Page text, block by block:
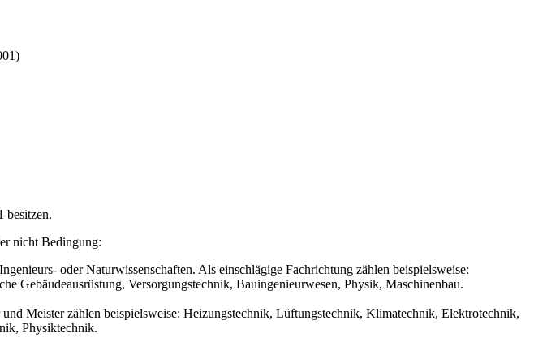
besitzen.
nicht Bedingung:
oder Naturwissenschaften. Als einschlägige Fachrichtung zählen beispielsweise:
Gebäudeausrüstung, Versorgungstechnik, Bauingenieurwesen, Physik, Maschinenbau.
Meister zählen beispielsweise: Heizungstechnik, Lüftungstechnik, Klimatechnik, Elektrotechnik,
Physiktechnik.